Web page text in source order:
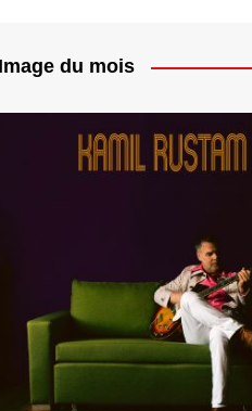
Image du mois